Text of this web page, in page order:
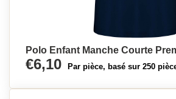
Polo Enfant Manche Courte
€6,10 Par pièce, basé sur 250